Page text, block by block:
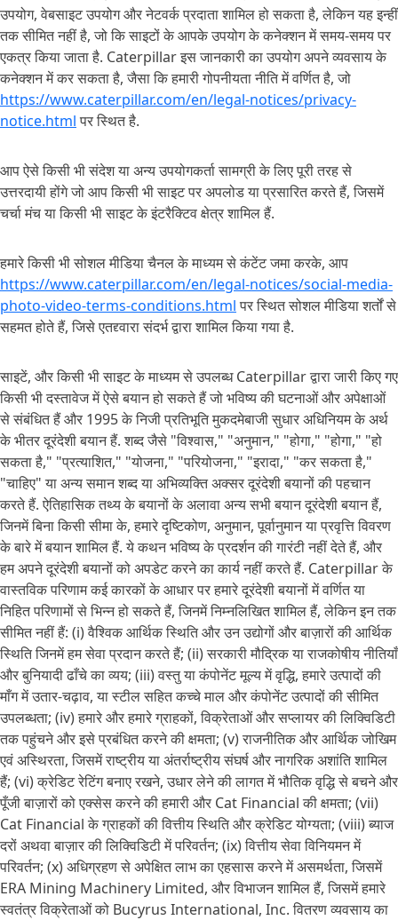
उपयोग, वेबसाइट उपयोग और नेटवर्क प्रदाता शामिल हो सकता है, लेकिन यह इन्हीं
तक सीमित नहीं है, जो कि साइटों के आपके उपयोग के कनेक्शन में समय-समय पर
एकत्र किया जाता है. Caterpillar इस जानकारी का उपयोग अपने व्यवसाय के
कनेक्शन में कर सकता है, जैसा कि हमारी गोपनीयता नीति में वर्णित है, जो
https://www.caterpillar.com/en/legal-notices/privacy-
notice.htmlपर स्थित है.
आप ऐसे किसी भी संदेश या अन्य उपयोगकर्ता सामग्री के लिए पूरी तरह से
उत्तरदायी होंगे जो आप किसी भी साइट पर अपलोड या प्रसारित करते हैं, जिसमें
चर्चा मंच या किसी भी साइट के इंटरैक्टिव क्षेत्र शामिल हैं.
हमारे किसी भी सोशल मीडिया चैनल के माध्यम से कंटेंट जमा करके, आप
https://www.caterpillar.com/en/legal-notices/social-media-
photo-video-terms-conditions.htmlपर स्थित सोशल मीडिया शर्तों से
सहमत होते हैं, जिसे एतद्द्वारा संदर्भ द्वारा शामिल किया गया है.
साइटें, और किसी भी साइट के माध्यम से उपलब्ध Caterpillar द्वारा जारी किए गए
किसी भी दस्तावेज में ऐसे बयान हो सकते हैं जो भविष्य की घटनाओं और अपेक्षाओं
से संबंधित हैं और 1995 के निजी प्रतिभूति मुकदमेबाजी सुधार अधिनियम के अर्थ
के भीतर दूरंदेशी बयान हैं. शब्द जैसे "विश्वास," "अनुमान," "होगा," "होगा," "हो
सकता है," "प्रत्याशित," "योजना," "परियोजना," "इरादा," "कर सकता है,"
"चाहिए" या अन्य समान शब्द या अभिव्यक्ति अक्सर दूरंदेशी बयानों की पहचान
करते हैं. ऐतिहासिक तथ्य के बयानों के अलावा अन्य सभी बयान दूरंदेशी बयान हैं,
जिनमें बिना किसी सीमा के, हमारे दृष्टिकोण, अनुमान, पूर्वानुमान या प्रवृत्ति विवरण
के बारे में बयान शामिल हैं. ये कथन भविष्य के प्रदर्शन की गारंटी नहीं देते हैं, और
हम अपने दूरंदेशी बयानों को अपडेट करने का कार्य नहीं करते हैं. Caterpillar के
वास्तविक परिणाम कई कारकों के आधार पर हमारे दूरंदेशी बयानों में वर्णित या
निहित परिणामों से भिन्न हो सकते हैं, जिनमें निम्नलिखित शामिल हैं, लेकिन इन तक
सीमित नहीं हैं: (i) वैश्विक आर्थिक स्थिति और उन उद्योगों और बाज़ारों की आर्थिक
स्थिति जिनमें हम सेवा प्रदान करते हैं; (ii) सरकारी मौद्रिक या राजकोषीय नीतियाँ
और बुनियादी ढाँचे का व्यय; (iii) वस्तु या कंपोनेंट मूल्य में वृद्धि, हमारे उत्पादों की
माँग में उतार-चढ़ाव, या स्टील सहित कच्चे माल और कंपोनेंट उत्पादों की सीमित
उपलब्धता; (iv) हमारे और हमारे ग्राहकों, विक्रेताओं और सप्लायर की लिक्विडिटी
तक पहुंचने और इसे प्रबंधित करने की क्षमता; (v) राजनीतिक और आर्थिक जोखिम
एवं अस्थिरता, जिसमें राष्ट्रीय या अंतर्राष्ट्रीय संघर्ष और नागरिक अशांति शामिल
हैं; (vi) क्रेडिट रेटिंग बनाए रखने, उधार लेने की लागत में भौतिक वृद्धि से बचने और
पूँजी बाज़ारों को एक्सेस करने की हमारी और Cat Financial की क्षमता; (vii)
Cat Financial के ग्राहकों की वित्तीय स्थिति और क्रेडिट योग्यता; (viii) ब्याज
दरों अथवा बाज़ार की लिक्विडिटी में परिवर्तन; (ix) वित्तीय सेवा विनियमन में
परिवर्तन; (x) अधिग्रहण से अपेक्षित लाभ का एहसास करने में असमर्थता, जिसमें
ERA Mining Machinery Limited, और विभाजन शामिल हैं, जिसमें हमारे
स्वतंत्र विक्रेताओं को Bucyrus International, Inc. वितरण व्यवसाय का